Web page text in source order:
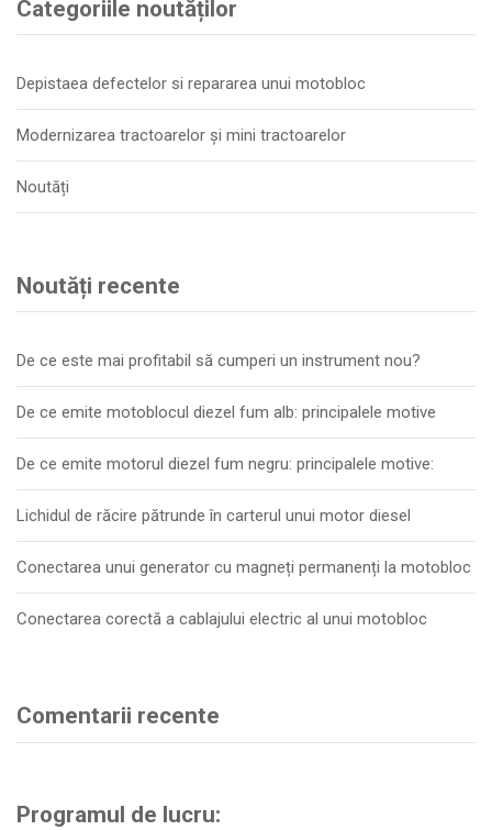
Categoriile noutăților
Depistaea defectelor si repararea unui motobloc
Modernizarea tractoarelor și mini tractoarelor
Noutăți
Noutăți recente
De ce este mai profitabil să cumperi un instrument nou?
De ce emite motoblocul diezel fum alb: principalele motive
De ce emite motorul diezel fum negru: principalele motive:
Lichidul de răcire pătrunde în carterul unui motor diesel
Conectarea unui generator cu magneți permanenți la motobloc
Conectarea corectă a cablajului electric al unui motobloc
Comentarii recente
Programul de lucru: